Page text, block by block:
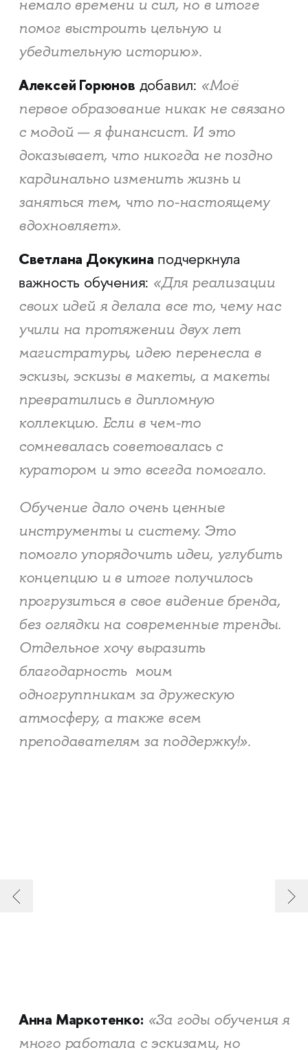
немало времени и сил, но в итоге
помог выстроить цельную и
убедительную историю».
Алексей Горюнов добавил: «Моё
первое образование никак не связано
с модой — я финансист. И это
доказывает, что никогда не поздно
кардинально изменить жизнь и
заняться тем, что по-настоящему
вдохновляет».
Светлана Докукина подчеркнула
важность обучения: «Для реализации
своих идей я делала все то, чему нас
учили на протяжении двух лет
магистратуры, идею перенесла в
эскизы, эскизы в макеты, а макеты
превратились в дипломную
коллекцию. Если в чем-то
сомневалась советовалась с
куратором и это всегда помогало.
Обучение дало очень ценные
инструменты и систему. Это
помогло упорядочить идеи, углубить
концепцию и в итоге получилось
прогрузиться в свое видение бренда,
без оглядки на современные тренды.
Отдельное хочу выразить
благодарность моим
одногруппникам за дружескую
атмосферу, а также всем
преподавателям за поддержку!».
Анна Маркотенко: «За годы обучения я
много работала с эскизами, но